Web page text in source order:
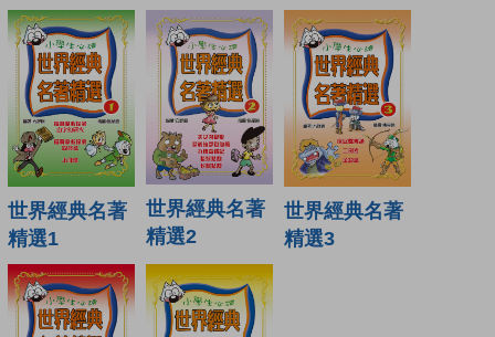
世界經典名著
精選1
世界經典名著
精選2
世界經典名著
精選3